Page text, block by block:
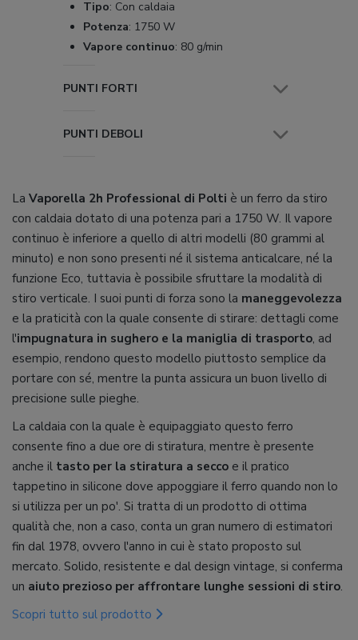
Tipo: Con caldaia
Potenza: 1750 W
Vapore continuo: 80 g/min
PUNTI FORTI
PUNTI DEBOLI
La Vaporella 2h Professional di Polti è un ferro da stiro
con caldaia dotato di una potenza pari a 1750 W. Il vapore
continuo è inferiore a quello di altri modelli (80 grammi al
minuto) e non sono presenti né il sistema anticalcare, né la
funzione Eco, tuttavia è possibile sfruttare la modalità di
stiro verticale. I suoi punti di forza sono la maneggevolezza
e la praticità con la quale consente di stirare: dettagli come
l'impugnatura in sughero e la maniglia di trasporto, ad
esempio, rendono questo modello piuttosto semplice da
portare con sé, mentre la punta assicura un buon livello di
precisione sulle pieghe.
La caldaia con la quale è equipaggiato questo ferro
consente fino a due ore di stiratura, mentre è presente
anche il tasto per la stiratura a secco e il pratico
tappetino in silicone dove appoggiare il ferro quando non lo
si utilizza per un po'. Si tratta di un prodotto di ottima
qualità che, non a caso, conta un gran numero di estimatori
fin dal 1978, ovvero l'anno in cui è stato proposto sul
mercato. Solido, resistente e dal design vintage, si conferma
un aiuto prezioso per affrontare lunghe sessioni di stiro.
Scopri tutto sul prodotto